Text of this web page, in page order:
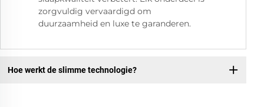
zorgvuldig vervaardigd om
duurzaamheid en luxe te garanderen.
Hoe werkt de slimme technologie?